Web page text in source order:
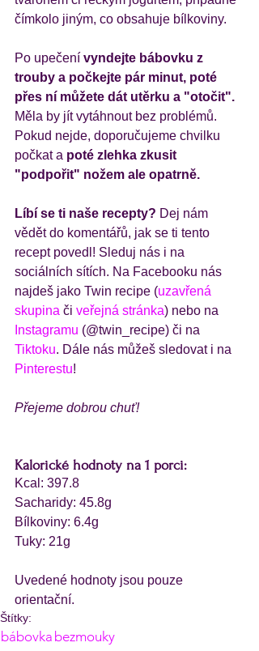
čímkolo jiným, co obsahuje bílkoviny.
Po upečení vyndejte bábovku z
trouby a počkejte pár minut, poté
přes ní můžete dát utěrku a "otočit".
Měla by jít vytáhnout bez problémů.
Pokud nejde, doporučujeme chvilku
počkat a poté zlehka zkusit
"podpořit" nožem ale opatrně.
Líbí se ti naše recepty? Dej nám
vědět do komentářů, jak se ti tento
recept povedl! Sleduj nás i na
sociálních sítích. Na Facebooku nás
najdeš jako Twin recipe (uzavřená
skupina či veřejná stránka) nebo na
Instagramu (@twin_recipe) či na
Tiktoku. Dále nás můžeš sledovat i na
Pinterestu!
Přejeme dobrou chuť!
Kalorické hodnoty na 1 porci:
Kcal: 397.8
Sacharidy: 45.8g
Bílkoviny: 6.4g
Tuky: 21g
Uvedené hodnoty jsou pouze
orientační.
Štítky:
bábovka bezmouky